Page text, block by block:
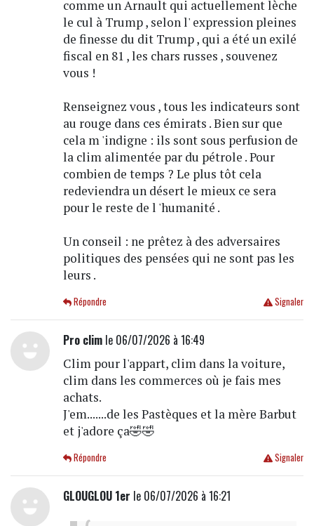
comme un Arnault qui actuellement lèche
le cul à Trump , selon l' expression pleines
de finesse du dit Trump , qui a été un exilé
fiscal en 81 , les chars russes , souvenez
vous !
Renseignez vous , tous les indicateurs sont
au rouge dans ces émirats . Bien sur que
cela m 'indigne : ils sont sous perfusion de
la clim alimentée par du pétrole . Pour
combien de temps ? Le plus tôt cela
redeviendra un désert le mieux ce sera
pour le reste de l 'humanité .
Un conseil : ne prêtez à des adversaires
politiques des pensées qui ne sont pas les
leurs .
Signaler
Répondre
Pro climle 06/07/2026 à 16:49
Clim pour l'appart, clim dans la voiture,
clim dans les commerces où je fais mes
achats.
J'em.......de les Pastèques et la mère Barbut
et j'adore ça🤣🤣
Signaler
Répondre
GLOUGLOU 1er le 06/07/2026 à 16:21